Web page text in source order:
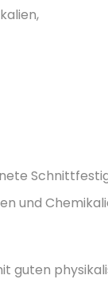
und
guten